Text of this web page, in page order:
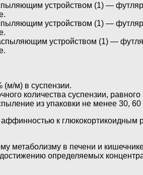
устройством (1) —
устройством (1) —
устройством (1) —
(м/м) в суспензии.
количества суспензии, равного
из упаковки не менее 30, 60
к
метаболизму в печени и
определяемых